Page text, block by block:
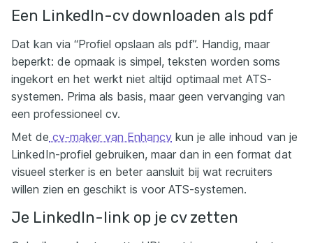
Een LinkedIn-cv downloaden als pdf
Dat kan via “Profiel opslaan als pdf”. Handig, maar
beperkt: de opmaak is simpel, teksten worden soms
ingekort en het werkt niet altijd optimaal met ATS-
systemen. Prima als basis, maar geen vervanging van
een professioneel cv.
Met de cv-maker van Enhancv kun je alle inhoud van je
LinkedIn-profiel gebruiken, maar dan in een format dat
visueel sterker is en beter aansluit bij wat recruiters
willen zien en geschikt is voor ATS-systemen.
Je LinkedIn-link op je cv zetten